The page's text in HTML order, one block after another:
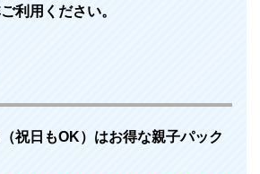
利用ください。
祝日もOK）はお得な親子パック